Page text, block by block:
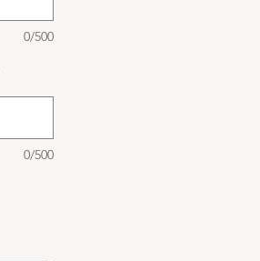
0/500
0/500